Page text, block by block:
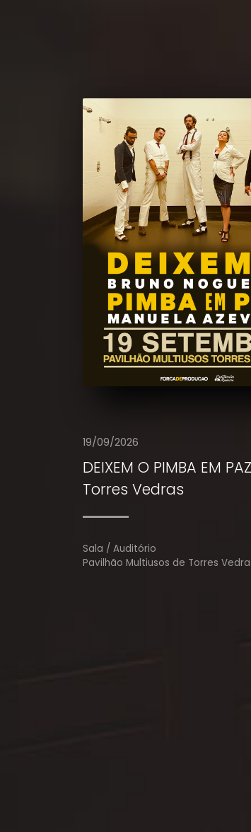
19/09/2026
DEIXEM O PIMBA EM
Torres Vedras
Sala / Auditório
Pavilhão Multiusos de Torres